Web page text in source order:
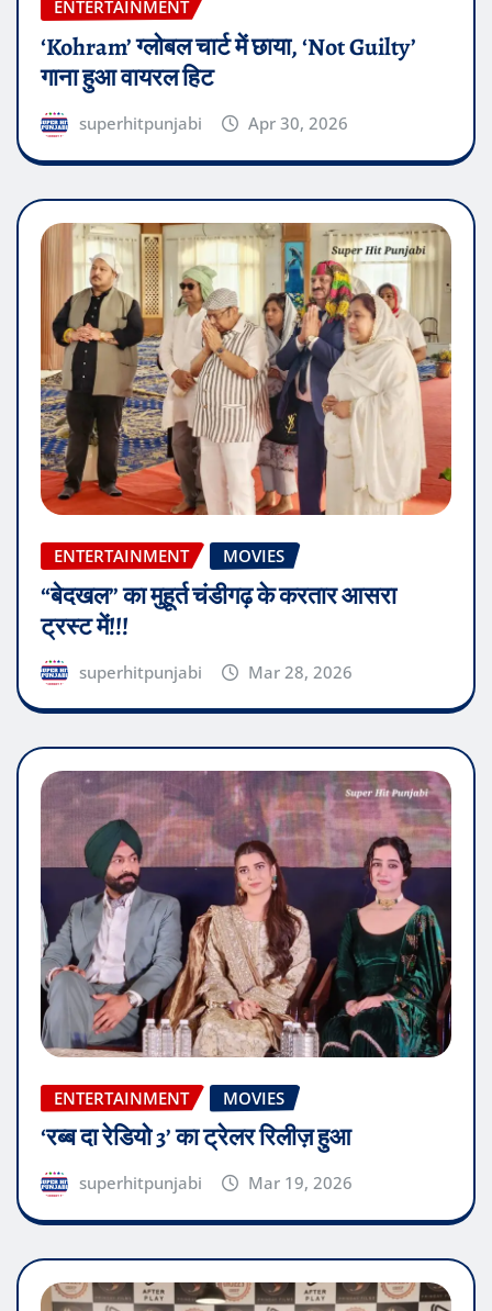
ENTERTAINMENT
‘Kohram’ ग्लोबल चार्ट में छाया, ‘Not Guilty’
गाना हुआ वायरल हिट
superhitpunjabi Apr 30, 2026
ENTERTAINMENT MOVIES
“बेदखल” का मुहूर्त चंडीगढ़ के करतार आसरा
ट्रस्ट में!!!
superhitpunjabi Mar 28, 2026
ENTERTAINMENT MOVIES
‘रब्ब दा रेडियो 3’ का ट्रेलर रिलीज़ हुआ
superhitpunjabi Mar 19, 2026